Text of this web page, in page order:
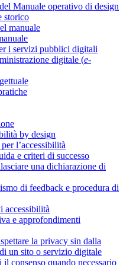
Manuale operativo di design
storico
manuale
i servizi pubblici digitali
digitale (e-
by design
l’accessibilità
e criteri di successo
una dichiarazione di
di feedback e procedura di
accessibilità
e approfondimenti
la privacy sin dalla
un sito o servizio digitale
consenso quando necessario